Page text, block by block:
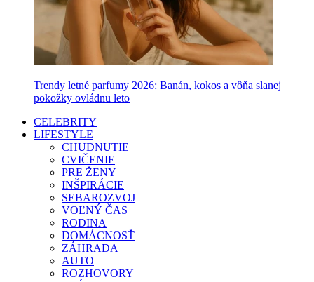
Trendy letné parfumy 2026: Banán, kokos a vôňa slanej
pokožky ovládnu leto
CELEBRITY
LIFESTYLE
CHUDNUTIE
CVIČENIE
PRE ŽENY
INŠPIRÁCIE
SEBAROZVOJ
VOĽNÝ ČAS
RODINA
DOMÁCNOSŤ
ZÁHRADA
AUTO
ROZHOVORY